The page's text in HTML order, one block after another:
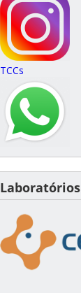
TCCs
Laboratórios